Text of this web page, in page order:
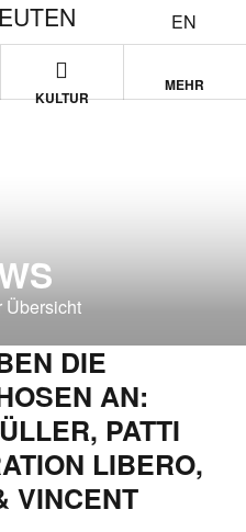
EN
KULTUR
MEHR
Übersicht
DIE
AN:
PATTI
LIBERO,
VINCENT